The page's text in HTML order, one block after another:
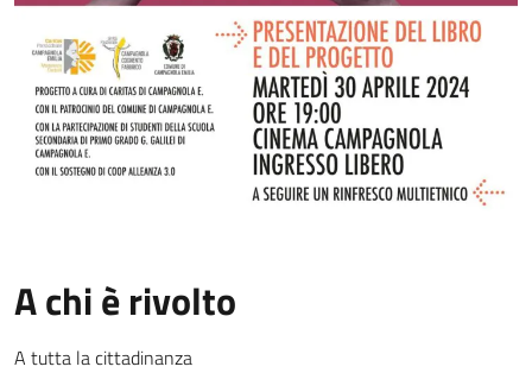
A chi è rivolto
A tutta la cittadinanza